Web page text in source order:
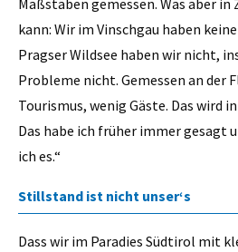
Maßstäben gemessen. Was aber
kann: Wir im Vinschgau haben
Pragser Wildsee haben wir nicht,
Probleme nicht. Gemessen an der
Tourismus, wenig Gäste. Das wird
Das habe ich früher immer gesagt
ich es.“
Stillstand ist nicht unser‘s
Dass wir im Paradies Südtirol mit